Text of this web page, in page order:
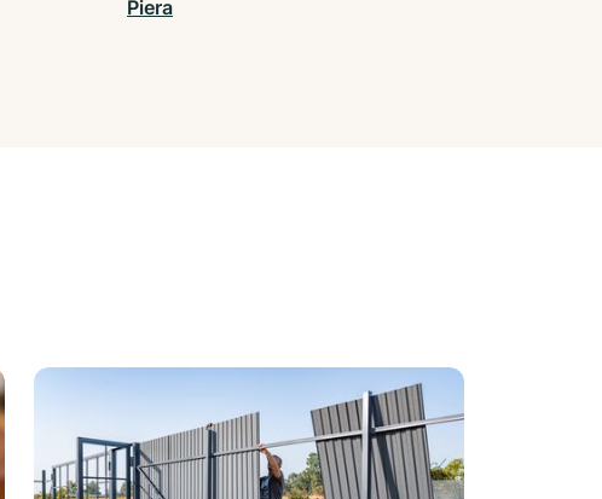
Piera